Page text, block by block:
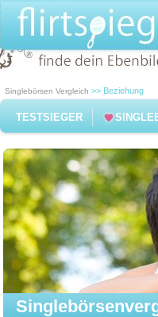
Singlebörsen Vergleich >> Beziehung
TESTSIEGER